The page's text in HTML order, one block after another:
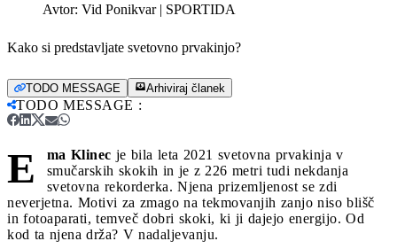
Avtor: Vid Ponikvar | SPORTIDA
Kako si predstavljate svetovno prvakinjo?
TODO MESSAGE Arhiviraj članek
TODO MESSAGE :
E ma Klinec je bila leta 2021 svetovna prvakinja v
smučarskih skokih in je z 226 metri tudi nekdanja
svetovna rekorderka. Njena prizemljenost se zdi
neverjetna. Motivi za zmago na tekmovanjih zanjo niso blišč
in fotoaparati, temveč dobri skoki, ki ji dajejo energijo. Od
kod ta njena drža? V nadaljevanju.